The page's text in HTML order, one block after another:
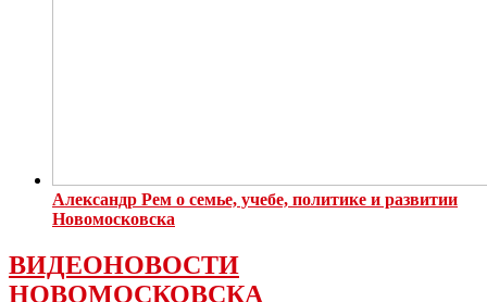
Александр Рем о семье, учебе, политике и развитии
Новомосковска
ВИДЕОНОВОСТИ
НОВОМОСКОВСКА